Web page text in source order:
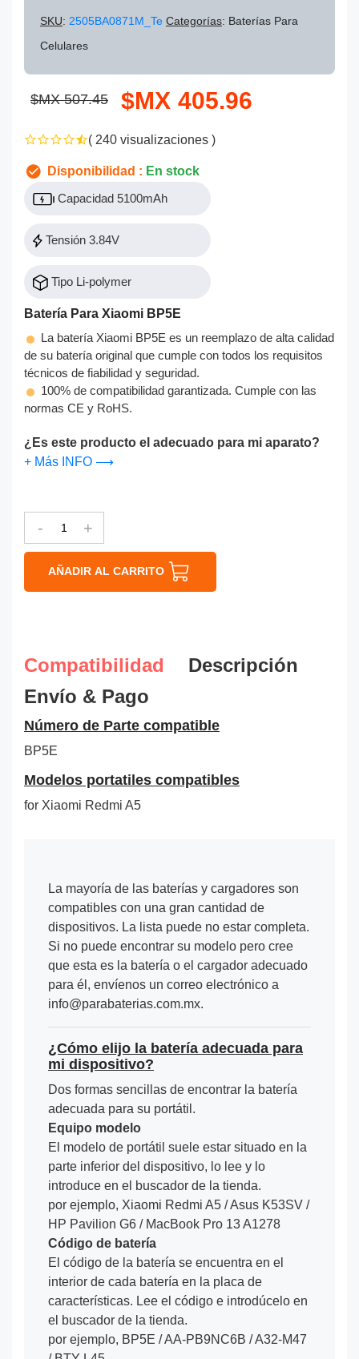
SKU: 2505BA0871M_Te Categorías: Baterías Para
Celulares
$MX 507.45 $MX 405.96
( 240 visualizaciones )
Disponibilidad : En stock
Capacidad 5100mAh
Tensión 3.84V
Tipo Li-polymer
Batería Para Xiaomi BP5E
La batería Xiaomi BP5E es un reemplazo de alta calidad
de su batería original que cumple con todos los requisitos
técnicos de fiabilidad y seguridad.
100% de compatibilidad garantizada. Cumple con las
normas CE y RoHS.
¿Es este producto el adecuado para mi aparato?
+ Más INFO ⟶
- +
AÑADIR AL CARRITO
Compatibilidad
Descripción
Envío & Pago
Número de Parte compatible
BP5E
Modelos portatiles compatibles
for Xiaomi Redmi A5
La mayoría de las baterías y cargadores son
compatibles con una gran cantidad de
dispositivos. La lista puede no estar completa.
Si no puede encontrar su modelo pero cree
que esta es la batería o el cargador adecuado
para él, envíenos un correo electrónico a
info@parabaterias.com.mx.
¿Cómo elijo la batería adecuada para
mi dispositivo?
Dos formas sencillas de encontrar la batería
adecuada para su portátil.
Equipo modelo
El modelo de portátil suele estar situado en la
parte inferior del dispositivo, lo lee y lo
introduce en el buscador de la tienda.
por ejemplo, Xiaomi Redmi A5 / Asus K53SV /
HP Pavilion G6 / MacBook Pro 13 A1278
Código de batería
El código de la batería se encuentra en el
interior de cada batería en la placa de
características. Lee el código e introdúcelo en
el buscador de la tienda.
por ejemplo, BP5E / AA-PB9NC6B / A32-M47